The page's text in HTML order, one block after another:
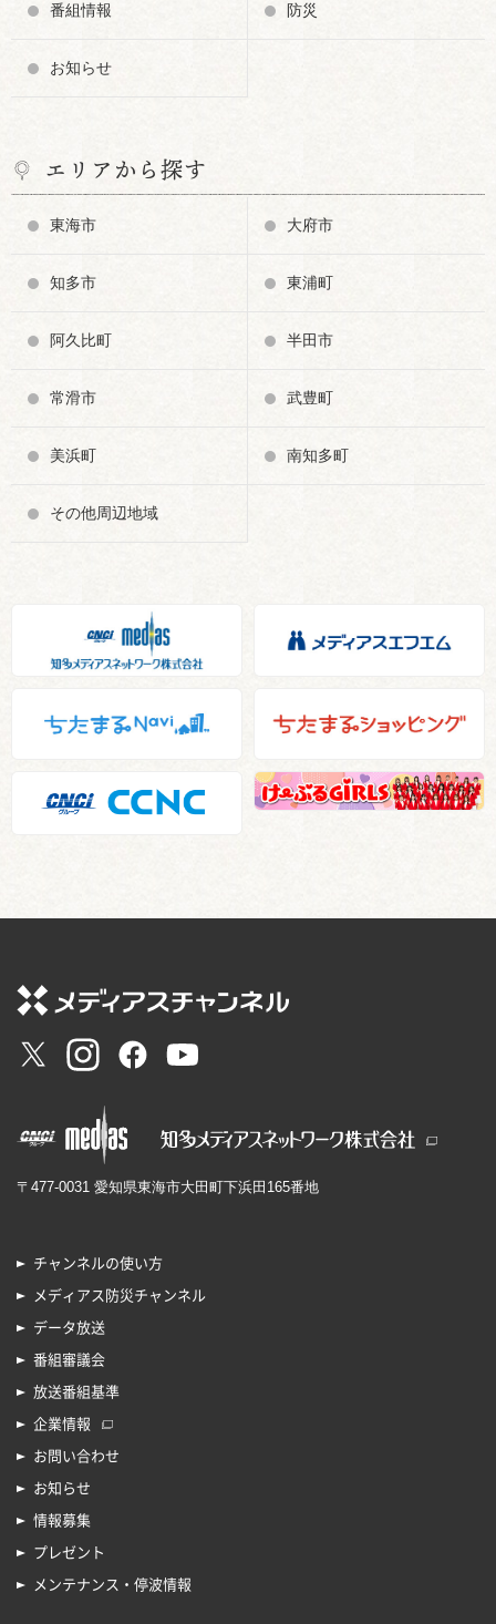
番組情報 防災
お知らせ
エリアから探す
東海市 大府市
知多市 東浦町
阿久比町 半田市
常滑市 武豊町
美浜町 南知多町
その他周辺地域
〒477-0031 愛知県東海市大田町下浜田165番地
チャンネルの使い方
メディアス防災チャンネル
データ放送
番組審議会
放送番組基準
企業情報
お問い合わせ
お知らせ
情報募集
プレゼント
メンテナンス・停波情報